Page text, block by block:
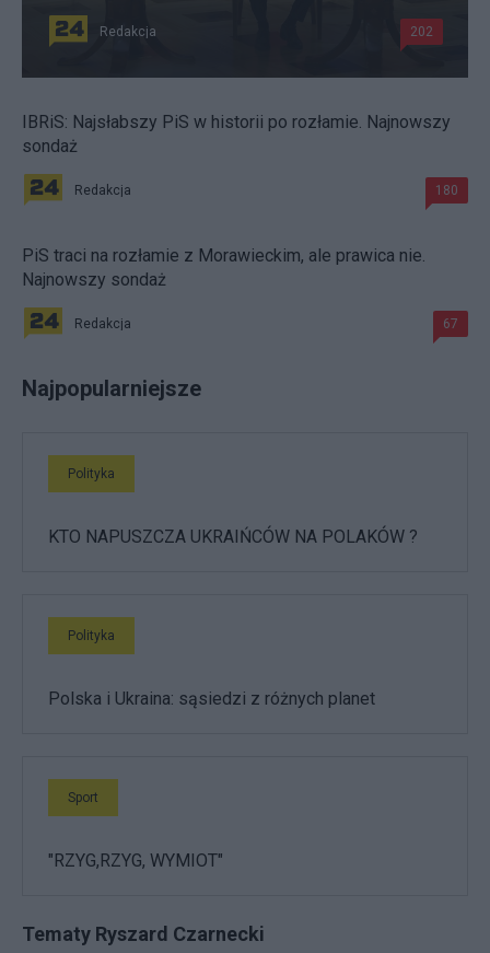
Redakcja 202
IBRiS: Najsłabszy PiS w historii po rozłamie. Najnowszy
sondaż
Redakcja 180
PiS traci na rozłamie z Morawieckim, ale prawica nie.
Najnowszy sondaż
Redakcja 67
Najpopularniejsze
Polityka
KTO NAPUSZCZA UKRAIŃCÓW NA POLAKÓW ?
Polityka
Polska i Ukraina: sąsiedzi z różnych planet
Sport
"RZYG,RZYG, WYMIOT"
Tematy Ryszard Czarnecki